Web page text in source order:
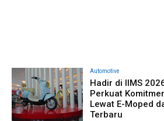
Automotive
Hadir di IIMS
Perkuat
Lewat E-Moped
Terbaru